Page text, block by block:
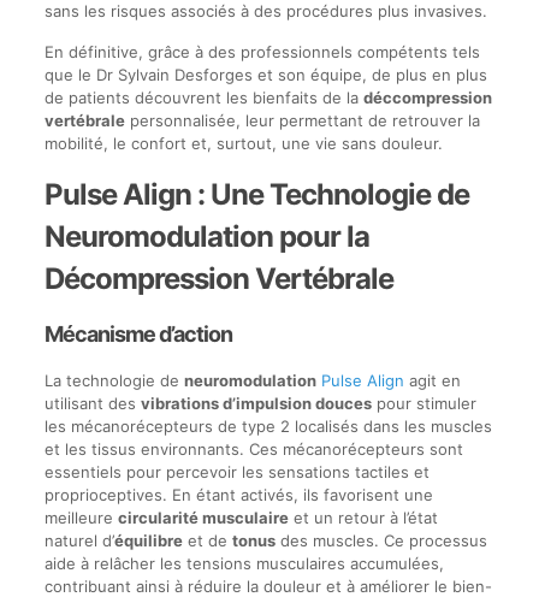
sans les risques associés à des procédures plus invasives.
En définitive, grâce à des professionnels compétents tels
que le Dr Sylvain Desforges et son équipe, de plus en plus
de patients découvrent les bienfaits de la déccompression
vertébralepersonnalisée, leur permettant de retrouver la
mobilité, le confort et, surtout, une vie sans douleur.
Pulse Align : Une Technologie de
Neuromodulation pour la
Décompression Vertébrale
Mécanisme d’action
La technologie de neuromodulation Pulse Align agit en
utilisant des vibrations d’impulsion doucespour stimuler
les mécanorécepteurs de type 2 localisés dans les muscles
et les tissus environnants. Ces mécanorécepteurs sont
essentiels pour percevoir les sensations tactiles et
proprioceptives. En étant activés, ils favorisent une
meilleure circularité musculaireet un retour à l’état
naturel d’équilibreet de tonusdes muscles. Ce processus
aide à relâcher les tensions musculaires accumulées,
contribuant ainsi à réduire la douleur et à améliorer le bien-